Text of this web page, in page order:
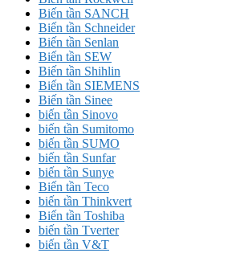
Biến tần SANCH
Biến tần Schneider
Biến tần Senlan
Biến tần SEW
Biến tần Shihlin
Biến tần SIEMENS
Biến tần Sinee
biến tần Sinovo
biến tần Sumitomo
biến tần SUMO
biến tần Sunfar
biến tần Sunye
Biến tần Teco
biến tần Thinkvert
Biến tần Toshiba
biến tần Tverter
biến tần V&T